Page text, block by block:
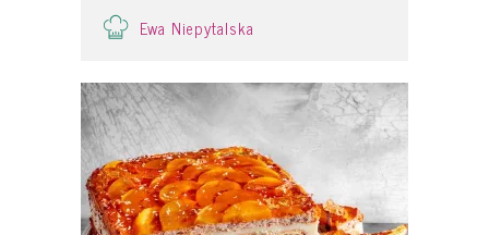
Ewa Niepytalska